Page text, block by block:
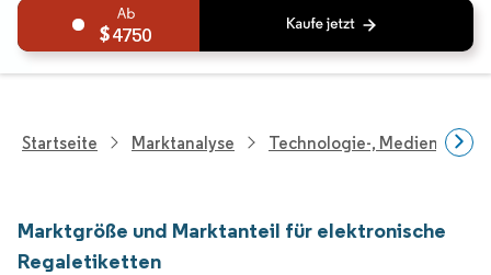
4750
Startseite Marktanalyse Technologie-, Medien- Und
Marktgröße und Marktanteil für elektronische
Regaletiketten